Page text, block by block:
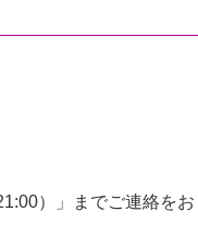
）」までご連絡をお